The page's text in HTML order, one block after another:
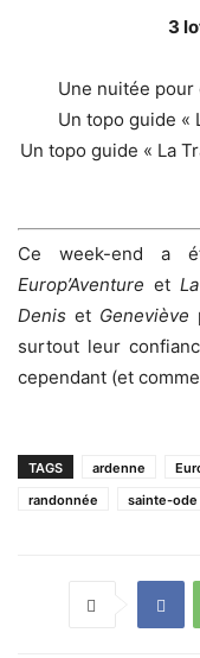
3
Une nuitée pour
Un topo guide «
Un topo guide « La
Ce week-end a
Europ’Aventure et
Denis et Geneviève
surtout leur
cependant (et
TAGS ardenne
randonnée
sainte-ode